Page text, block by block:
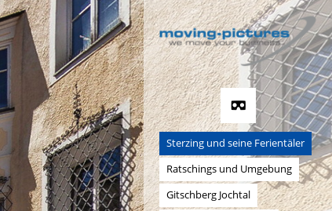
Sterzing und seine Ferientäler
Ratschings und Umgebung
Gitschberg Jochtal